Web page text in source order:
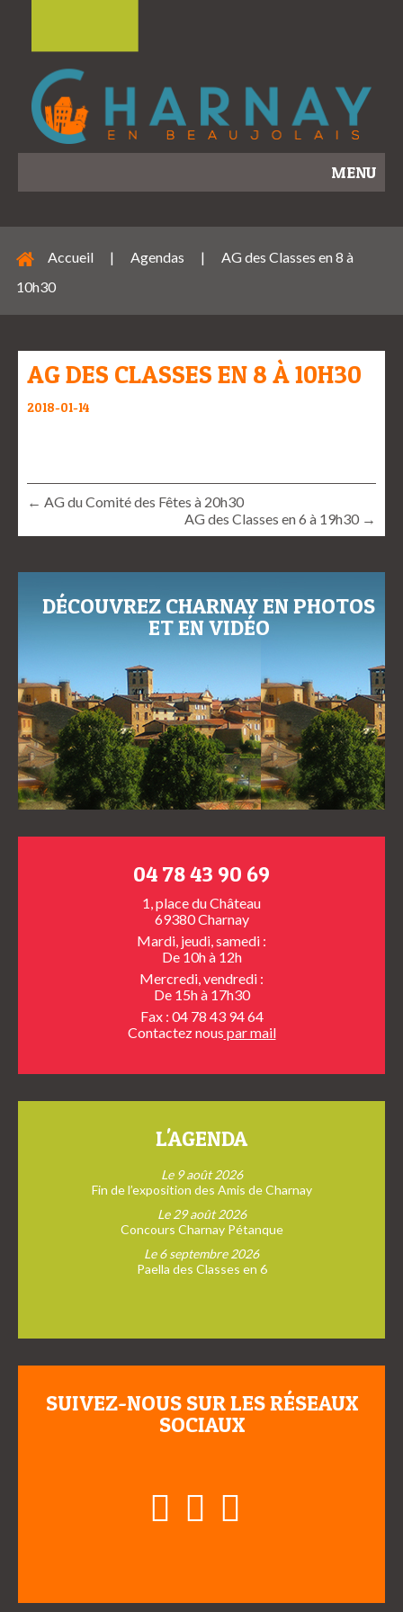
MENU
Accueil | Agendas |
AG des Classes en 8 à
10h30
AG DES CLASSES EN 8 À 10H30
2018-01-14
← AG du Comité des Fêtes à 20h30
AG des Classes en 6 à 19h30 →
DÉCOUVREZ CHARNAY EN PHOTOS
ET EN VIDÉO
04 78 43 90 69
1, place du Château
69380 Charnay
Mardi, jeudi, samedi :
De 10h à 12h
Mercredi, vendredi :
De 15h à 17h30
Fax : 04 78 43 94 64
Contactez nous par mail
L'AGENDA
Le 9 août 2026
Fin de l’exposition des Amis de Charnay
Le 29 août 2026
Concours Charnay Pétanque
Le 6 septembre 2026
Paella des Classes en 6
SUIVEZ-NOUS SUR LES RÉSEAUX
SOCIAUX